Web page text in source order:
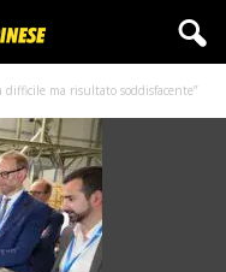
ma risultato soddisfacente”